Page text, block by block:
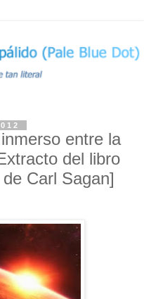
entre la
del libro
Carl Sagan]